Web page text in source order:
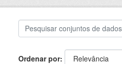
Ordenar por